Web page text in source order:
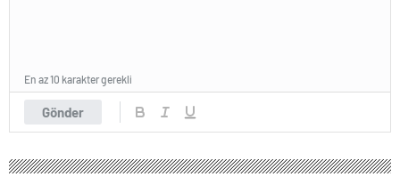
Gönder
En az 10 karakter gerekli